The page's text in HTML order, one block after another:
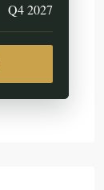
Q4 2027